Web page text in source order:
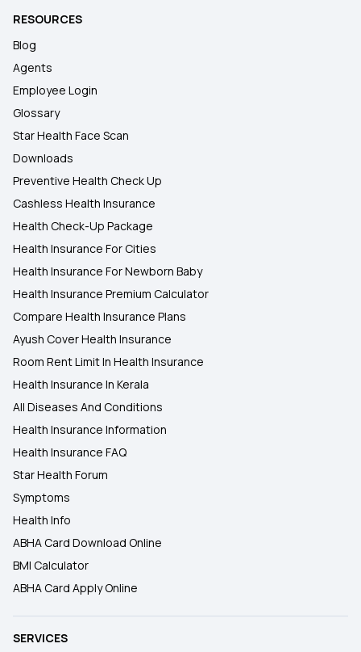
RESOURCES
Blog
Agents
Employee Login
Glossary
Star Health Face Scan
Downloads
Preventive Health Check Up
Cashless Health Insurance
Health Check-Up Package
Health Insurance For Cities
Health Insurance For Newborn Baby
Health Insurance Premium Calculator
Compare Health Insurance Plans
Ayush Cover Health Insurance
Room Rent Limit In Health Insurance
Health Insurance In Kerala
All Diseases And Conditions
Health Insurance Information
Health Insurance FAQ
Star Health Forum
Symptoms
Health Info
ABHA Card Download Online
BMI Calculator
ABHA Card Apply Online
SERVICES